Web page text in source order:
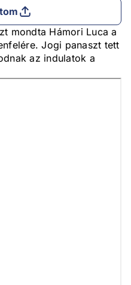
mondta Hámori Luca a
Jogi panaszt tett
az indulatok a